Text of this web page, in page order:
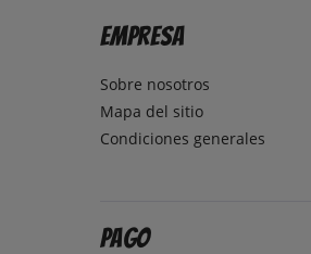
Empresa
Sobre nosotros
Mapa del sitio
Condiciones generales
Pago